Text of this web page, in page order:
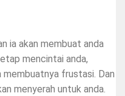
ia akan membuat anda
mencintai anda,
membuatnya frustasi. Dan
menyerah untuk anda.